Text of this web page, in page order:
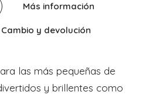
Más información
Cambio y devolución
las más pequeñas de
y brillentes como